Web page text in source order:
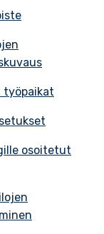
työpaikat
osoitetut